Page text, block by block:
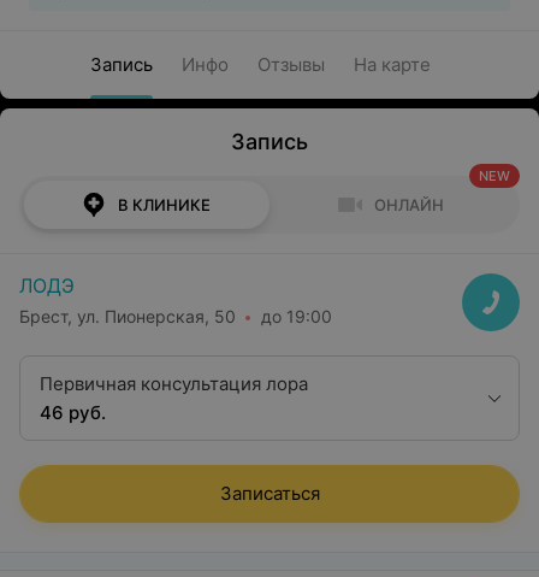
Запись Инфо Отзывы На карте
Запись
В КЛИНИКЕ ОНЛАЙН
NEW
ЛОДЭ
Брест, ул. Пионерская, 50 до 19:00
Первичная консультация лора
46 руб.
Записаться